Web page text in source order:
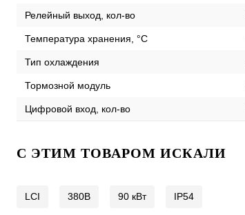
Релейный выход, кол-во
Температура хранения, °С
Тип охлаждения
Тормозной модуль
Цифровой вход, кол-во
C ЭТИМ ТОВАРОМ ИСКАЛИ
LCI 380В 90 кВт IP54